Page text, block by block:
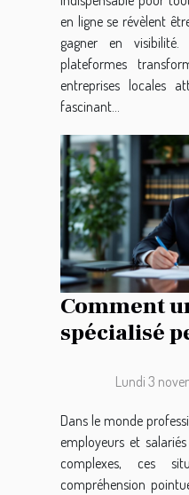
en ligne se révèlent
gagner en
plateformes
entreprises locales
fascinant...
Comment
spécialisé
Lundi 3
Dans le monde
employeurs et
complexes, ces
compréhension